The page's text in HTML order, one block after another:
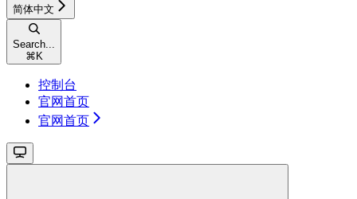
简体中文
Search...
⌘ K
控制台
官网首页
官网首页